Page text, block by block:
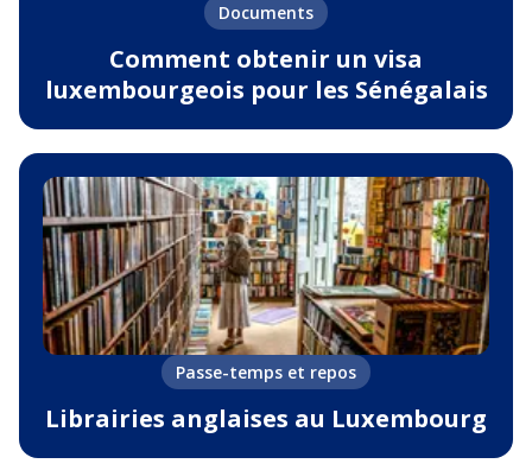
Documents
Comment obtenir un visa
luxembourgeois pour les Sénégalais
Passe-temps et repos
Librairies anglaises au Luxembourg